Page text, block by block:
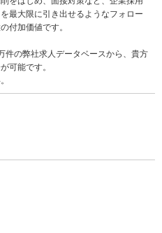
最大限に引き出せるようなフォロー
付加価値です。
件の弊社求人データベースから、貴方
可能です。